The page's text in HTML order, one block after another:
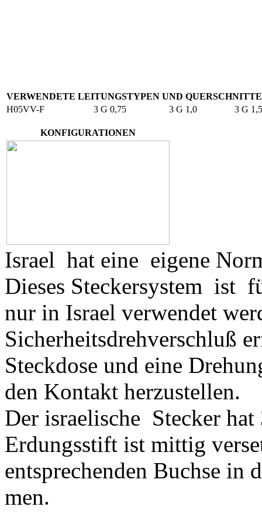
VERWENDETE LEITUNGSTYPEN UND
H05VV-F
3 G 0,75 3 G 1,0 3 G 1,5
KONFIGURATIONEN
Israel hat eine eigene
Dieses Steckersystem ist
nur in Israel verwendet
Sicherheitsdrehverschluß
Steckdose und eine
den Kontakt herzustellen.
Der israelische Stecker
Erdungsstift ist mittig
entsprechenden Buchse in
men.